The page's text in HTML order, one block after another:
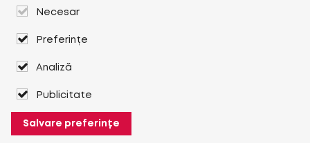
Necesar
Preferințe
Analiză
Publicitate
Salvare preferințe